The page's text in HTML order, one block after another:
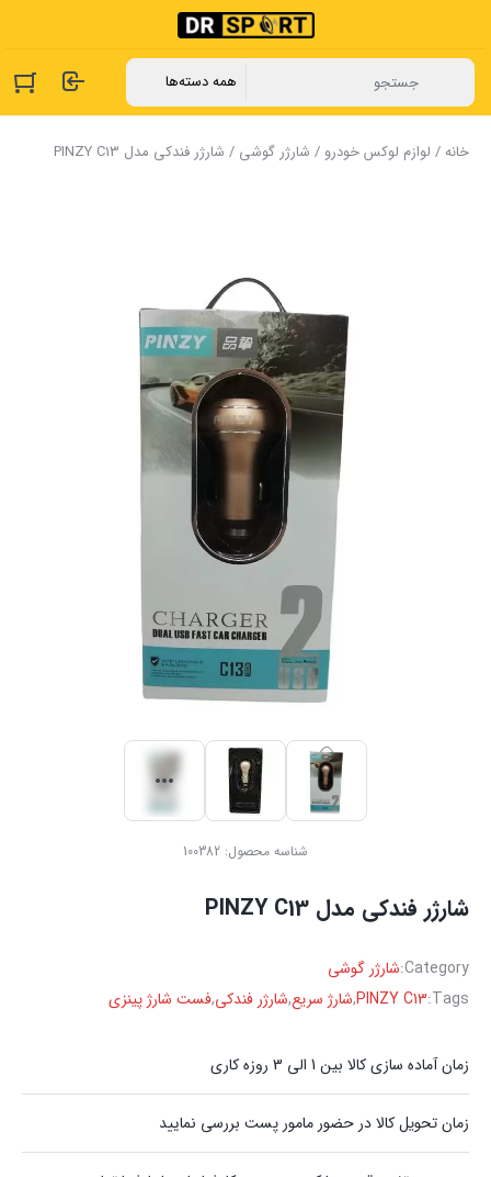
خانه/ لوازم لوکس خودرو / شارژر گوشی / شارژر فندکی مدل PINZY C13
شناسه محصول: 100382
شارژر فندکی مدل PINZY C13
Category: شارژر گوشی
Tags:
PINZY C13
,شارژ سریع,شارژر فندکی,فست شارژ پینزی
زمان آماده سازی کالا بین 1 الی 3 روزه کاری
زمان تحویل کالا در حضور مامور پست بررسی نمایید